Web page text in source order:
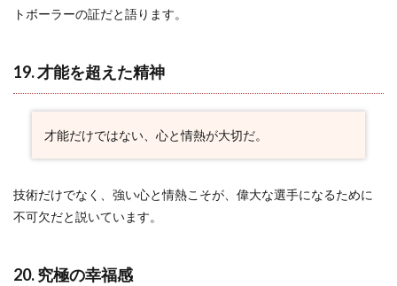
トボーラーの証だと語ります。
19. 才能を超えた精神
才能だけではない、心と情熱が大切だ。
技術だけでなく、強い心と情熱こそが、偉大な選手になるために
不可欠だと説いています。
20. 究極の幸福感